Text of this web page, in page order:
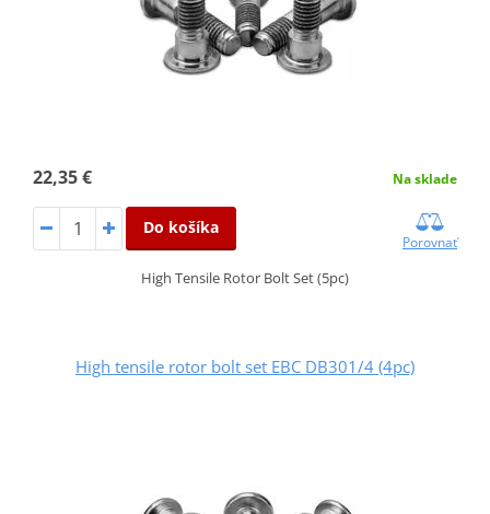
22,35 € Na sklade
Do košíka
Porovnať
High Tensile Rotor Bolt Set (5pc)
High tensile rotor bolt set EBC DB301/4 (4pc)